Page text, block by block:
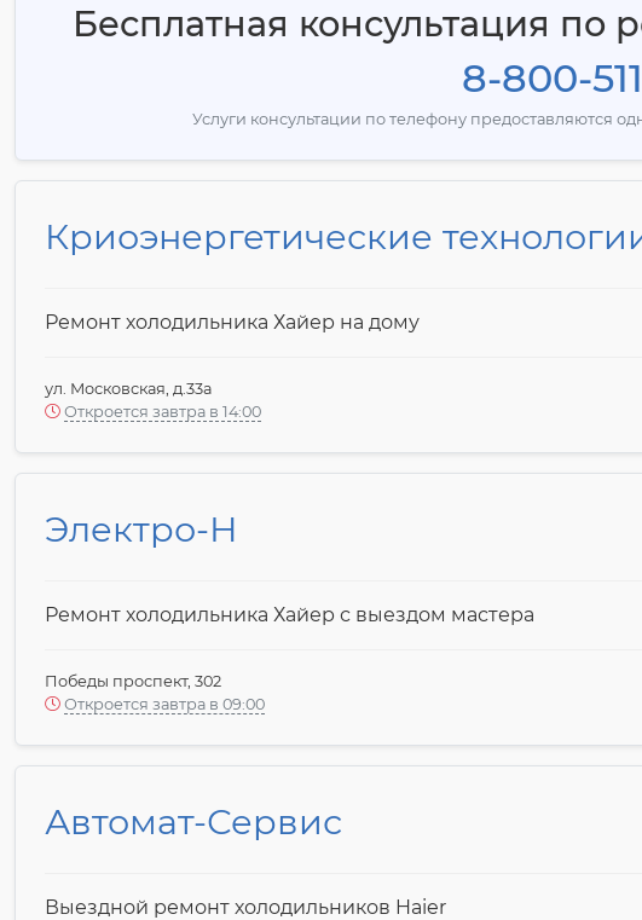
Бесплатная консультация по
8-800-
Услуги консультации по телефону предоставляются
Криоэнергетические
Ремонт холодильника Хайер на дому
ул. Московская, д.33а
Откроется завтра в 14:00
Электро-Н
Ремонт холодильника Хайер с выездом мастера
Победы проспект, 302
Откроется завтра в 09:00
Автомат-Сервис
Выездной ремонт холодильников Haier